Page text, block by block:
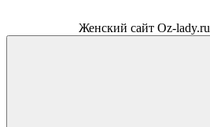
Женский сайт Oz-lady.ru